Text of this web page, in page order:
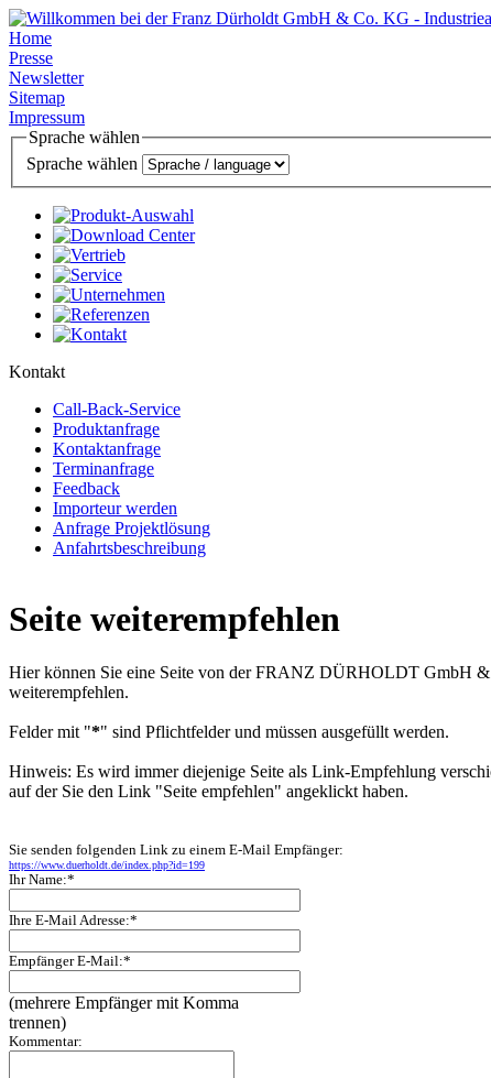
Home
Presse
Newsletter
Sitemap
Impressum
Sprache wählen
Sprache wählen
Kontakt
Call-Back-Service
Produktanfrage
Kontaktanfrage
Terminanfrage
Feedback
Importeur werden
Anfrage Projektlösung
Anfahrtsbeschreibung
Seite weiterempfehlen
Hier können Sie eine Seite von der FRANZ DÜRHOLDT GmbH
weiterempfehlen.
Felder mit "*" sind Pflichtfelder und müssen ausgefüllt werden.
Hinweis: Es wird immer diejenige Seite als Link-Empfehlung
auf der Sie den Link "Seite empfehlen" angeklickt haben.
Sie senden folgenden Link zu einem E-Mail Empfänger:
https://www.duerholdt.de/index.php?id=199
Ihr Name:*
Ihre E-Mail Adresse:*
Empfänger E-Mail:*
(mehrere Empfänger mit Komma
trennen)
Kommentar: